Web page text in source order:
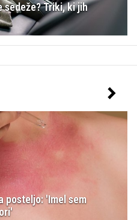
Triki, ki jih
posteljo: 'Imel sem